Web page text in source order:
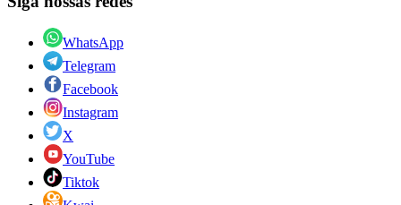
WhatsApp
Telegram
Facebook
Instagram
X
YouTube
Tiktok